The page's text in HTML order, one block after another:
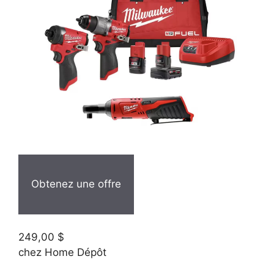
Obtenez une offre
249,00 $
chez Home Dépôt